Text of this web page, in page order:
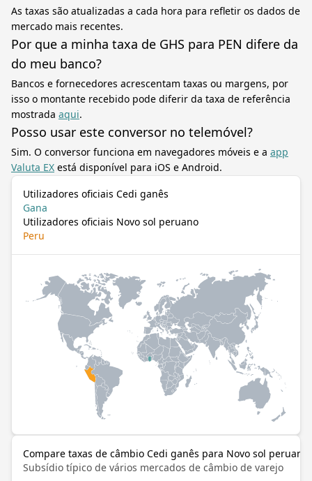
As taxas são atualizadas a cada hora para refletir os dados de
mercado mais recentes.
Por que a minha taxa de GHS para PEN difere da
do meu banco?
Bancos e fornecedores acrescentam taxas ou margens, por
isso o montante recebido pode diferir da taxa de referência
mostrada aqui.
Posso usar este conversor no telemóvel?
Sim. O conversor funciona em navegadores móveis e a app
Valuta EX está disponível para iOS e Android.
Utilizadores oficiais Cedi ganês
Gana
Utilizadores oficiais Novo sol peruano
Peru
Compare taxas de câmbio Cedi ganês para Novo sol peruano
Subsídio típico de vários mercados de câmbio de varejo